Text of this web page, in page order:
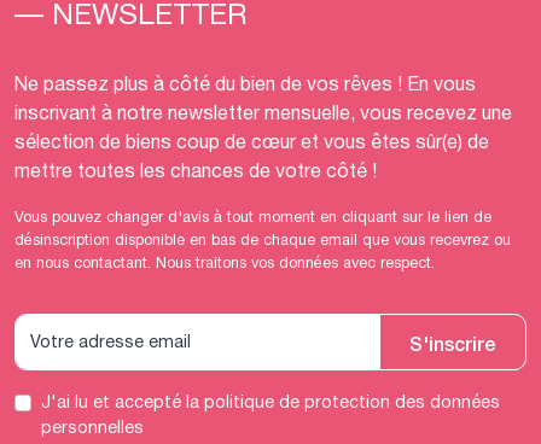
— NEWSLETTER
Ne passez plus à côté du bien de vos rêves ! En vous
inscrivant à notre newsletter mensuelle, vous recevez une
sélection de biens coup de cœur et vous êtes sûr(e) de
mettre toutes les chances de votre côté !
Vous pouvez changer d'avis à tout moment en cliquant sur le lien de
désinscription disponible en bas de chaque email que vous recevrez ou
en nous contactant. Nous traitons vos données avec respect.
S'inscrire
J'ai lu et acceptéla politique de protection des données
personnelles